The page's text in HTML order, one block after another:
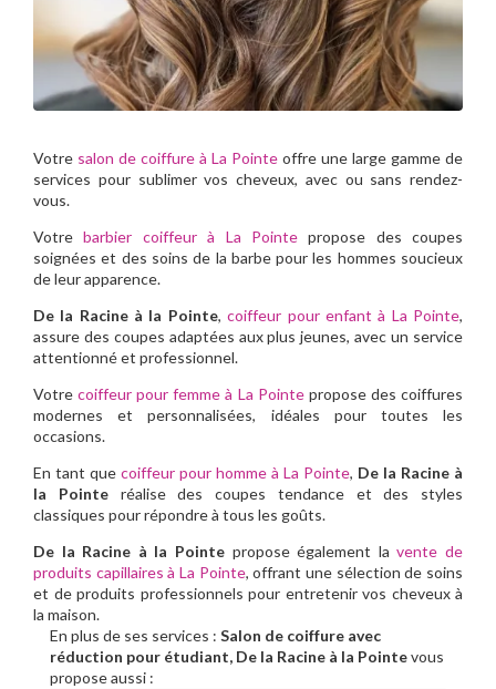
Votre salon de coiffure à La Pointe offre une large gamme de
services pour sublimer vos cheveux, avec ou sans rendez-
vous.
Votrebarbier coiffeur à La Pointepropose des coupes
soignées et des soins de la barbe pour les hommes soucieux
de leur apparence.
De la Racine à la Pointe,coiffeur pour enfant à La Pointe,
assure des coupes adaptées aux plus jeunes, avec un service
attentionné et professionnel.
Votrecoiffeur pour femme à La Pointepropose des coiffures
modernes et personnalisées, idéales pour toutes les
occasions.
En tant que coiffeur pour homme à La Pointe, De la Racine à
la Pointeréalise des coupes tendance et des styles
classiques pour répondre à tous les goûts.
De la Racine à la Pointe propose également lavente de
produits capillaires à La Pointe, offrant une sélection de soins
et de produits professionnels pour entretenir vos cheveux à
la maison.
En plus de ses services : Salon de coiffure avec
réduction pour étudiant, De la Racine à la Pointevous
propose aussi :